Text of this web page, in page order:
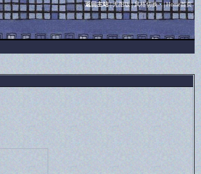
返回主站|无图版|风格切换 |Home首页